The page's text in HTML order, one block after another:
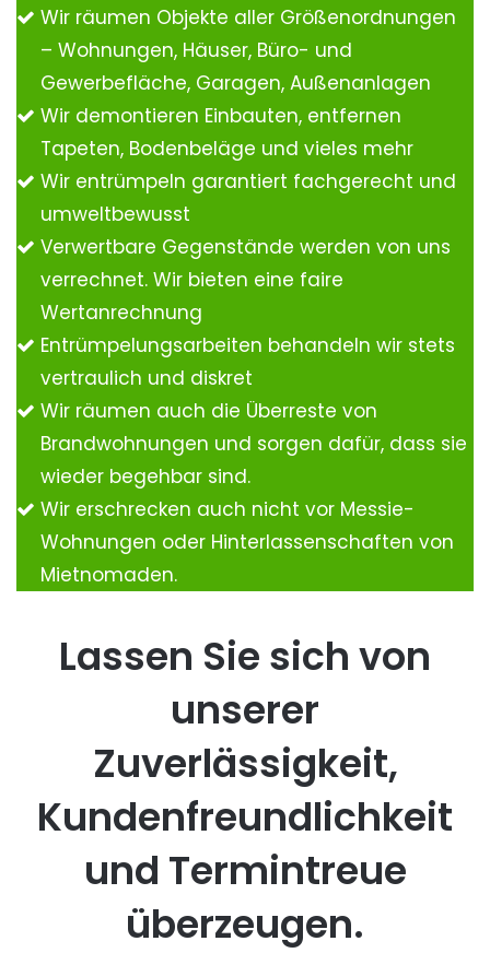
Wir räumen Objekte aller Größenordnungen
– Wohnungen, Häuser, Büro- und
Gewerbefläche, Garagen, Außenanlagen
Wir demontieren Einbauten, entfernen
Tapeten, Bodenbeläge und vieles mehr
Wir entrümpeln garantiert fachgerecht und
umweltbewusst
Verwertbare Gegenstände werden von uns
verrechnet. Wir bieten eine faire
Wertanrechnung
Entrümpelungsarbeiten behandeln wir stets
vertraulich und diskret
Wir räumen auch die Überreste von
Brandwohnungen und sorgen dafür, dass sie
wieder begehbar sind.
Wir erschrecken auch nicht vor Messie-
Wohnungen oder Hinterlassenschaften von
Mietnomaden.
Lassen Sie sich von
unserer
Zuverlässigkeit,
Kundenfreundlichkeit
und Termintreue
überzeugen.